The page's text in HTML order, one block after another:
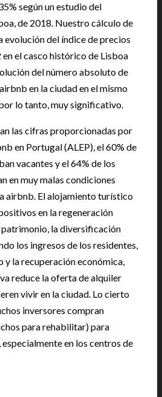
según un estudio del
de 2018. Nuestro cálculo de
evolución del índice de precios
el casco histórico de Lisboa
del número absoluto de
en la ciudad en el mismo
lo tanto, muy significativo.
las cifras proporcionadas por
en Portugal (ALEP), el 60% de
vacantes y el 64% de los
en muy malas condiciones
airbnb. El alojamiento turístico
en la regeneración
patrimonio, la diversificación
los ingresos de los residentes,
y la recuperación económica,
reduce la oferta de alquiler
vivir en la ciudad. Lo cierto
inversores compran
para rehabilitar) para
en los centros de